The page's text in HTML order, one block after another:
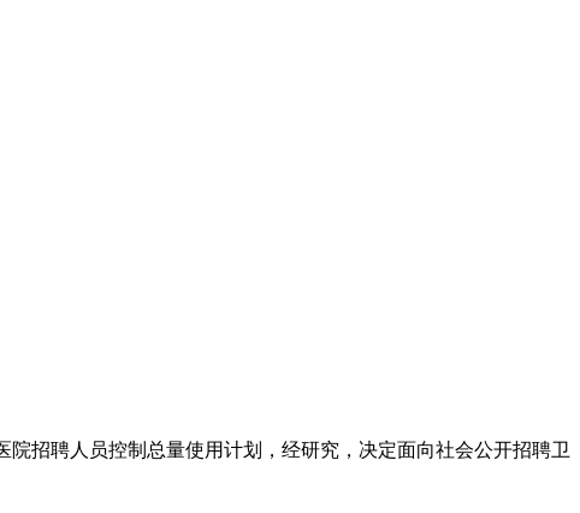
招聘人员控制总量使用计划，经研究，决定面向社会公开招聘卫